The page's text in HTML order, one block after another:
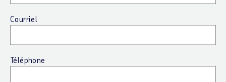
Courriel
Téléphone